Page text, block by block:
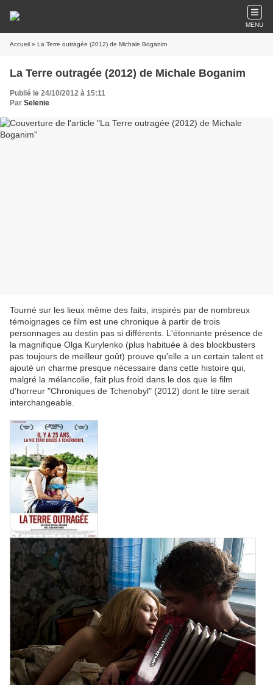
MENU
Accueil » La Terre outragée (2012) de Michale Boganim
La Terre outragée (2012) de Michale Boganim
Publié le 24/10/2012 à 15:11
Par Selenie
Tourné sur les lieux même des faits, inspirés par de nombreux
témoignages ce film est une chronique à partir de trois
personnages au destin pas si différents. L'étonnante présence de
la magnifique Olga Kurylenko (plus habituée à des blockbusters
pas toujours de meilleur goût) prouve qu'elle a un certain talent et
ajouté un charme presque nécessaire dans cette histoire qui,
malgré la mélancolie, fait plus froid dans le dos que le film
d'horreur "Chroniques de Tchenobyl" (2012) dont le titre serait
interchangeable.